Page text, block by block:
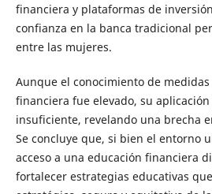
financiera y plataformas de
confianza en la banca tradicional
entre las mujeres.
Aunque el conocimiento de
financiera fue elevado, su
insuficiente, revelando una brecha
Se concluye que, si bien el entorno
acceso a una educación financiera
fortalecer estrategias educativas